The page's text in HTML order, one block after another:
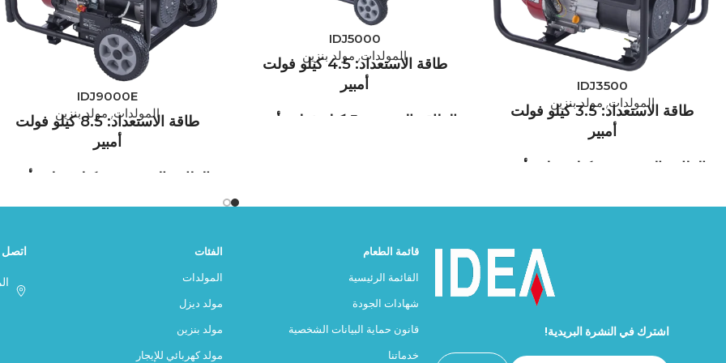
IDJ3500
المولدات, مولد بنزينطاقة الاستعداد: 3.5 كيلو فولت
أمبير
الطاقة القصوى: 4 كيلو فولت أمبير
IDEA GENERATOR هي إحدى الشركات
يقرب من نصف قرن. يشمل برنامج التصنيع
القياسي لشركة IDEA GENERATOR
عشرات الخيارات من المعدات الاختيارية.
تجارية مفضلة في كل قطاع، من البناء إلى
IDJ5000
المولدات, مولد بنزينطاقة الاستعداد: 4.5 كيلو فولت
أمبير
الطاقة القصوى: 5 كيلو فولت أمبير
عشرات الخيارات من المعدات الاختيارية.
إن القدرة على توفير حلول هندسية خاصة
تجارية مفضلة في كل قطاع، من البناء إلى
الرعاية الصحية، ومن التعدين إلى
الاتصالات، ومن الزراعة إلى الجيش، ومن
IDJ9000E
المولدات, مولد بنزينطاقة الاستعداد: 8.5 كيلو فولت
أمبير
الطاقة القصوى: 9 كيلو فولت أمبير
بلدنا، وتتمتع بخبرة تراكمية تمتد إلى ما
يقرب من نصف قرن. يشمل برنامج التصنيع
القياسي لشركة IDEA GENERATOR
عشرات الخيارات من المعدات الاختيارية.
إن القدرة على توفير حلول هندسية خاصة
اشترك في النشرة البريدية!
قائمة الطعام
القائمة الرئيسية
شهادات الجودة
قانون حماية البيانات الشخصية
خدماتنا
الفئات
المولدات
مولد ديزل
مولد بنزين
مولد كهربائي للإيجار
اتصل